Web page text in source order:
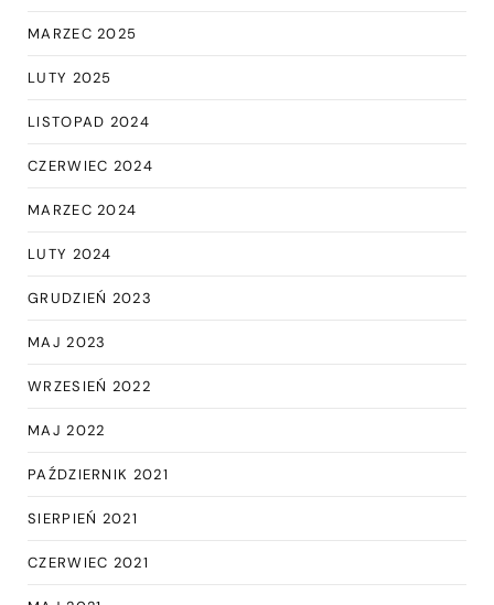
MARZEC 2025
LUTY 2025
LISTOPAD 2024
CZERWIEC 2024
MARZEC 2024
LUTY 2024
GRUDZIEŃ 2023
MAJ 2023
WRZESIEŃ 2022
MAJ 2022
PAŹDZIERNIK 2021
SIERPIEŃ 2021
CZERWIEC 2021